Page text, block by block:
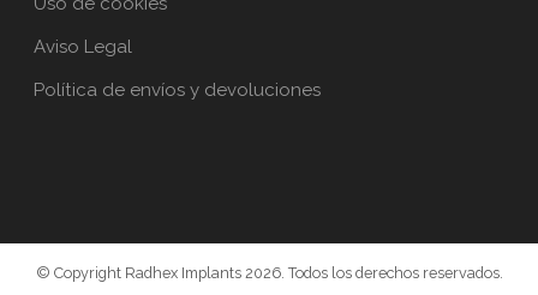
Aviso Legal
Política de envíos y devoluciones
© Copyright Radhex Implants 2026. Todos los derechos reservados.